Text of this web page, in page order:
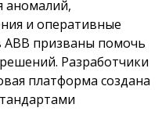
аномалий,
и оперативные
ABB призваны помочь
Разработчики
платформа создана